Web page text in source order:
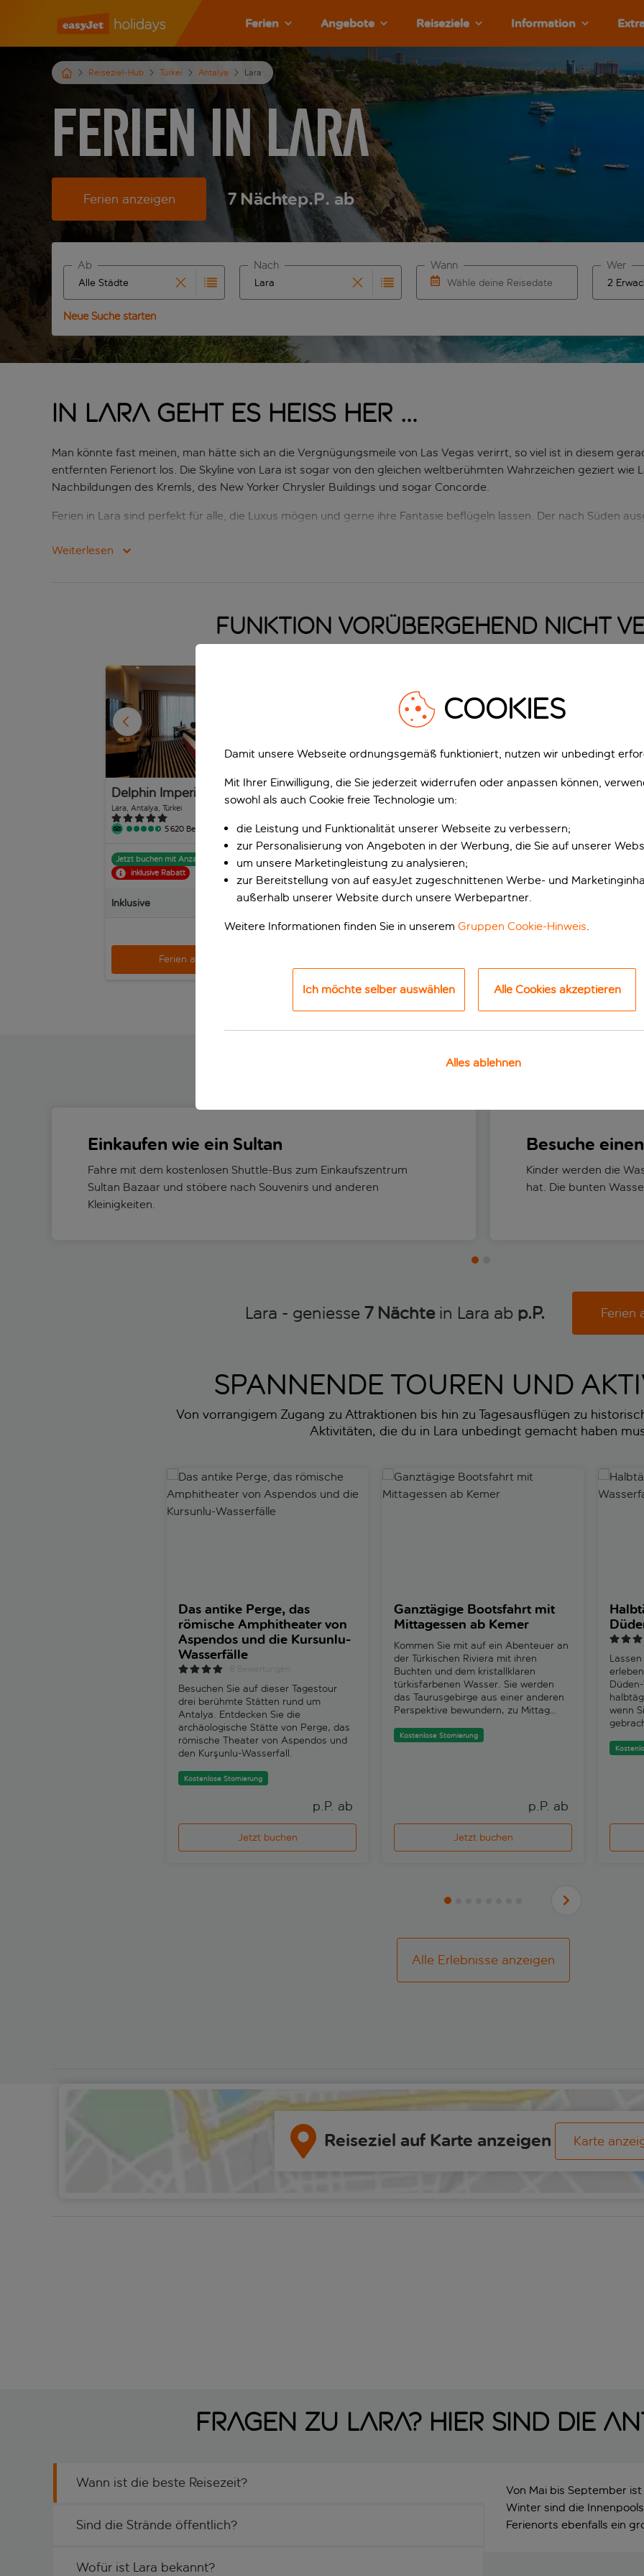
Ferien Angebote Reiseziele Information
Reiseziel-Hub Türkei Antalya Lara
Ferien in Lara
Ferien anzeigen 7 Nächtep.P. ab
Beginne mit der Eingabe für die automatische Vervollständigung. Wenn für den Herkunftsflughafen
Ab
Beginne mit der Eingabe für die automatische Vervollständigung. Wenn
Nach
Wähle deine Reisedaten
Wann Wer
Neue Suche starten
In Lara geht es heiss her …
Man könnte fast meinen, man hätte sich an die Vergnügungsmeile von Las Vegas verirrt, so viel ist in diesem
entfernten Ferienort los. Die Skyline von Lara ist sogar von den gleichen weltberühmten Wahrzeichen geziert wie
Nachbildungen des Kremls, des New Yorker Chrysler Buildings und sogar Concorde.
Ferien in Lara sind perfekt für alle, die Luxus mögen und gerne ihre Fantasie beflügeln lassen. Der nach Süden
Weiterlesen
Funktion vorübergehend nicht
Delphin Imperial
Lara, Antalya, Türkei
5’620 Bewertungen
Jetzt buchen mit Anzahlung p.P.
inklusive Rabatt
Inklusive
Ferien anzeigen
Sherwood Exclusive Lara
4’833 Bewertungen
Jetzt buchen mit Anzahlung p.P.
Inklusive
Lara Barut Collection
12’523 Bewertungen
Inklusive
Einkaufen wie ein Sultan
Fahre mit dem kostenlosen Shuttle-Bus zum Einkaufszentrum
Sultan Bazaar und stöbere nach Souvenirs und anderen
Kleinigkeiten.
Besuche
Kinder werden die
hat. Die bunten
Lara - geniesse 7 Nächtein Lara ab p.P. Ferien
SPANNENDE TOUREN UND
Von vorrangigem Zugang zu Attraktionen bis hin zu Tagesausflügen zu
Aktivitäten, die du in Lara unbedingt gemacht haben
Das antike Perge, das römische Amphitheater von Aspendos und die Kursunlu-Wasserfälle
Das antike Perge, das
römische Amphitheater von
Aspendos und die Kursunlu-
Wasserfälle
Besuchen Sie auf dieser Tagestour
drei berühmte Stätten rund um
Antalya. Entdecken Sie die
archäologische Stätte von Perge, das
römische Theater von Aspendos und
den Kurşunlu-Wasserfall.
Kostenlose Stornierung
p.P. ab
Jetzt buchen
Ganztägige Bootsfahrt mit Mittagessen ab Kemer
Ganztägige Bootsfahrt mit
Mittagessen ab Kemer
Kommen Sie mit auf ein Abenteuer an
der Türkischen Riviera mit ihren
Buchten und dem kristallklaren
türkisfarbenen Wasser. Sie werden
das Taurusgebirge aus einer anderen
Perspektive bewundern, zu Mittag
Kostenlose Stornierung
p.P. ab
Jetzt buchen
wenn
Alle Erlebnisse anzeigen
Reiseziel auf Karte anzeigen Karte
Fragen zu Lara? Hier sind die
Wann ist die beste Reisezeit?
Sind die Strände öffentlich?
Wofür ist Lara bekannt?
Von Mai bis September
Winter sind die
Ferienorts ebenfalls ein
COOKIES
Damit unsere Webseite ordnungsgemäß funktioniert, nutzen wir unbedingt
Mit Ihrer Einwilligung, die Sie jederzeit widerrufen oder anpassen können,
sowohl als auch Cookie freie Technologie um:
die Leistung und Funktionalität unserer Webseite zu verbessern;
zur Personalisierung von Angeboten in der Werbung, die Sie auf unserer
um unsere Marketingleistung zu analysieren;
zur Bereitstellung von auf easyJet zugeschnittenen Werbe- und
außerhalb unserer Website durch unsere Werbepartner.
Weitere Informationen finden Sie in unserem Gruppen Cookie-Hinweis.
Ich möchte selber auswählen Alle Cookies akzeptieren
Alles ablehnen